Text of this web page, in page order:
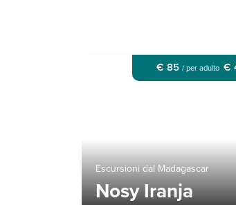
€ 85 / per adulto €
Escursioni dal Madagascar
Nosy Iranja